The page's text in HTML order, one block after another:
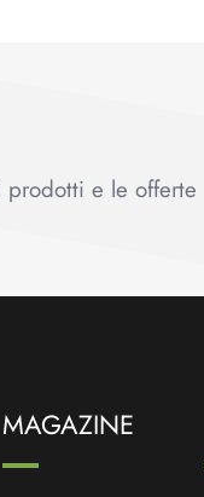
prodotti e le offerte
MAGAZINE